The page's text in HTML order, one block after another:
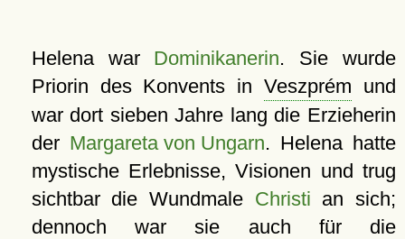
Helena war Dominikanerin. Sie wurde
Priorin des Konvents inVeszprém und
war dort sieben Jahre lang die Erzieherin
der Margareta von Ungarn. Helena hatte
mystische Erlebnisse, Visionen und trug
sichtbar die Wundmale Christi an sich;
dennoch war sie auch für die